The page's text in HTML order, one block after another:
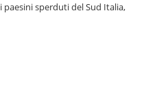
sperduti del Sud Italia,